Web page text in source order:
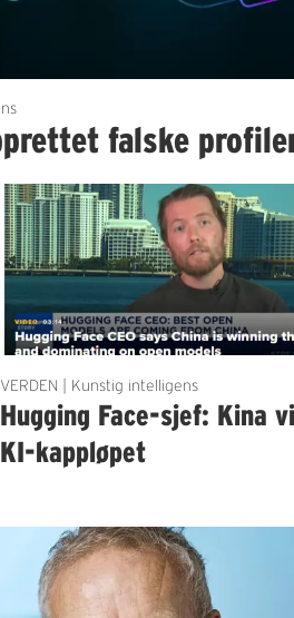
falske
VERDEN | Kunstig intelligens
Hugging Face-sjef: Kina
KI-kappløpet